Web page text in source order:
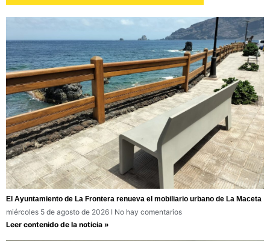
El Ayuntamiento de La Frontera renueva el mobiliario urbano de La Maceta
miércoles 5 de agosto de 2026
No hay comentarios
Leer contenido de la noticia »